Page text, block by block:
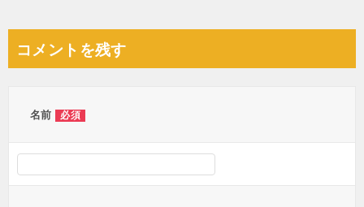
コメントを残す
名前 必須